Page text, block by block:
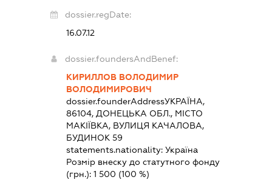
dossier.regDate:
16.07.12
dossier.foundersAndBenef:
КИРИЛЛОВ ВОЛОДИМИР
ВОЛОДИМИРОВИЧ
dossier.founderAddressУКРАЇНА,
86104, ДОНЕЦЬКА ОБЛ., МІСТО
МАКІЇВКА, ВУЛИЦЯ КАЧАЛОВА,
БУДИНОК 59
statements.nationality: Україна
Розмір внеску до статутного фонду
(грн.): 1 500 (100 %)